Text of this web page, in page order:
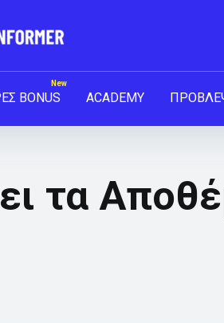
BONUS ACADEMY
τα